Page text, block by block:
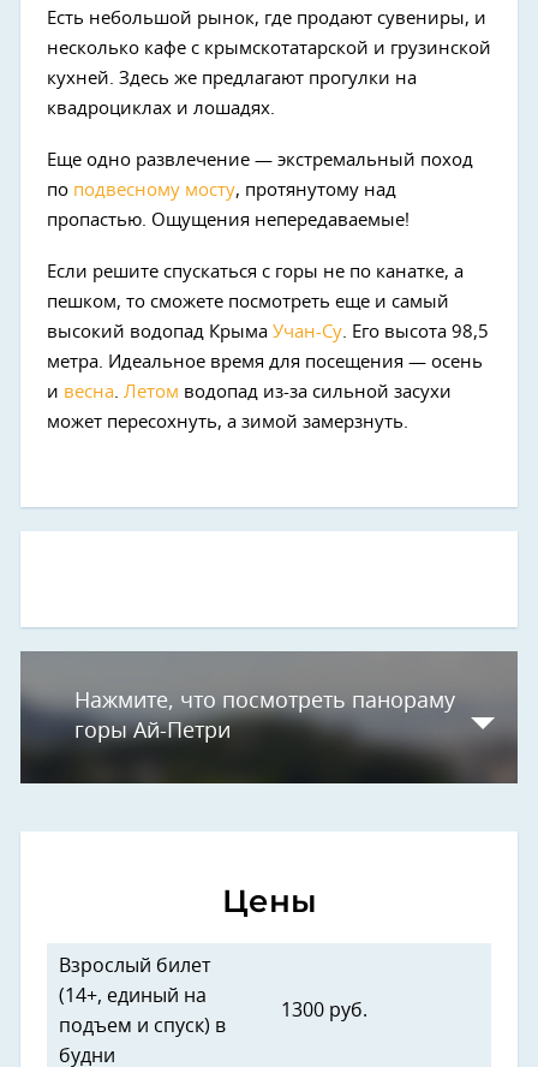
Есть небольшой рынок, где продают сувениры, и
несколько кафе с крымскотатарской и грузинской
кухней. Здесь же предлагают прогулки на
квадроциклах и лошадях.
Еще одно развлечение — экстремальный поход
по подвесному мосту, протянутому над
пропастью. Ощущения непередаваемые!
Если решите спускаться с горы не по канатке, а
пешком, то сможете посмотреть еще и самый
высокий водопад Крыма Учан-Су . Его высота 98,5
метра. Идеальное время для посещения — осень
и весна Летом водопад из-за сильной засухи
может пересохнуть, а зимой замерзнуть.
Нажмите, что посмотреть панораму
горы Ай-Петри
Цены
Взрослый билет
(14+, единый на
подъем и спуск) в
будни
1300 руб.